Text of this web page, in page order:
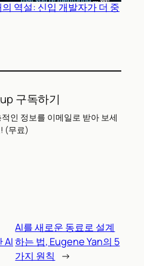
역설: 신입 개발자가 더 중
구독하기
인 정보를 이메일로 받아 보세
(무료)
AI
AI를 새로운 동료로 설계
하는 법, Eugene Yan의 5
가지 원칙
→